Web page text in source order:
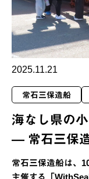
2025.11.21
常石三保造船
海なし県の
― 常石三保
常石三保造船は、
主催する「